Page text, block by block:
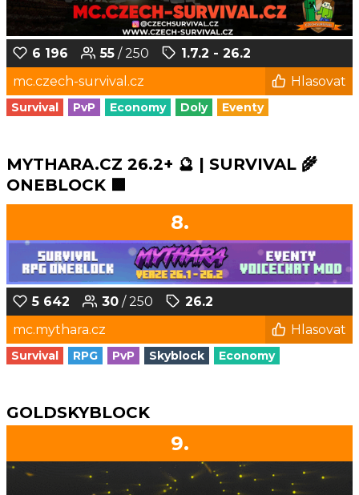
6 196 55 / 250
1.7.2 - 26.2
mc.czech-survival.cz
Hlasovat
Survival PvP Economy Doly Eventy
MYTHARA.CZ 26.2+ 🔮 | SURVIVAL 🌾
ONEBLOCK 🟩
8.
5 642 30 / 250
26.2
mc.mythara.cz
Hlasovat
Survival RPG PvP Skyblock Economy
GOLDSKYBLOCK
9.